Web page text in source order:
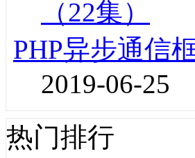
PHP异步通信
2019-06-25
热门排行